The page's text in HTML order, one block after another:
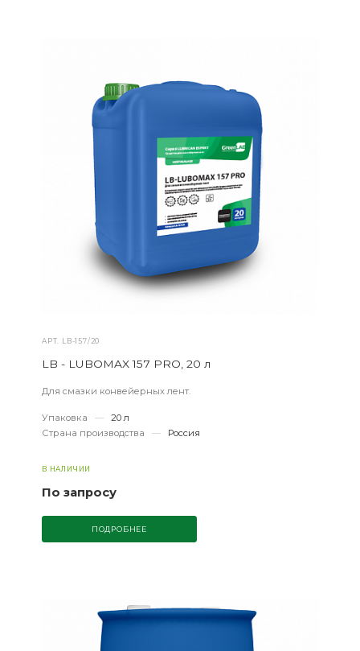
АРТ. LB-157/20
LB - LUBOMAX 157 PRO, 20 л
Для смазки конвейерных лент.
Упаковка —
20 л
Страна производства
— Россия
В НАЛИЧИИ
По запросу
ПОДРОБНЕЕ